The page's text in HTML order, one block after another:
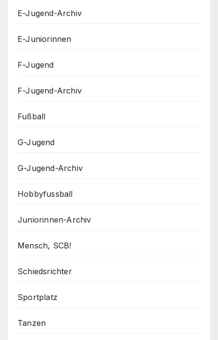
E-Jugend-Archiv
E-Juniorinnen
F-Jugend
F-Jugend-Archiv
Fußball
G-Jugend
G-Jugend-Archiv
Hobbyfussball
Juniorinnen-Archiv
Mensch, SCB!
Schiedsrichter
Sportplatz
Tanzen